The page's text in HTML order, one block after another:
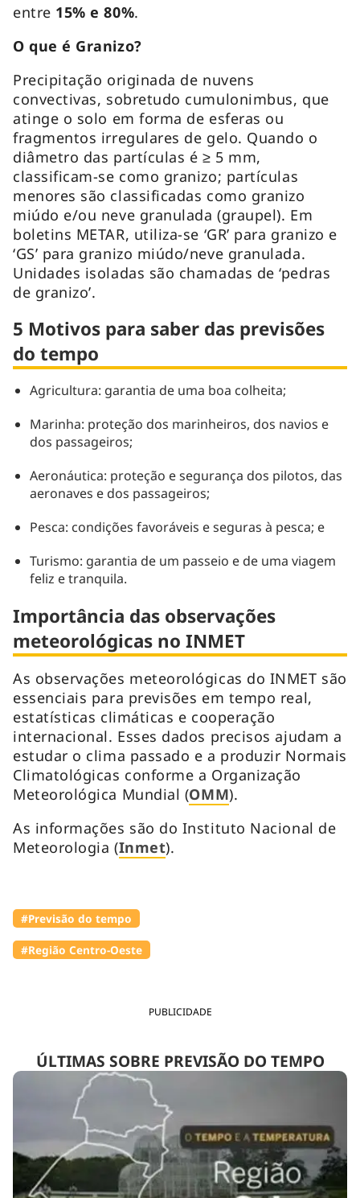
PUBLICIDADE
ÚLTIMAS SOBRE PREVISÃO DO TEMPO
entre 15% e 80%.
O que é Granizo?
Precipitação originada de nuvens
convectivas, sobretudo cumulonimbus, que
atinge o solo em forma de esferas ou
fragmentos irregulares de gelo. Quando o
diâmetro das partículas é ≥ 5 mm,
classificam-se como granizo; partículas
menores são classificadas como granizo
miúdo e/ou neve granulada (graupel). Em
boletins METAR, utiliza-se ‘GR’ para granizo e
‘GS’ para granizo miúdo/neve granulada.
Unidades isoladas são chamadas de ‘pedras
de granizo’.
5 Motivos para saber das previsões
do tempo
Agricultura: garantia de uma boa colheita;
Marinha: proteção dos marinheiros, dos navios e
dos passageiros;
Aeronáutica: proteção e segurança dos pilotos, das
aeronaves e dos passageiros;
Pesca: condições favoráveis e seguras à pesca; e
Turismo: garantia de um passeio e de uma viagem
feliz e tranquila.
Importância das observações
meteorológicas no INMET
As observações meteorológicas do INMET são
essenciais para previsões em tempo real,
estatísticas climáticas e cooperação
internacional. Esses dados precisos ajudam a
estudar o clima passado e a produzir Normais
Climatológicas conforme a Organização
Meteorológica Mundial (OMM).
As informações são do Instituto Nacional de
Meteorologia (Inmet).
#Previsão do tempo
#Região Centro-Oeste